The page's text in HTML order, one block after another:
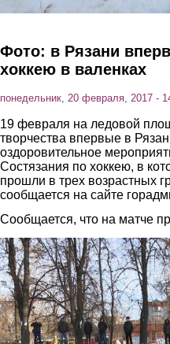
Фото: в Рязани
хоккею в валенках
понедельник, 20 февраля, 2017 -
19 февраля на ледовой
творчества впервые в
оздоровительное
Состязания по хоккею, в
прошли в трех возрастных
сообщается на сайте
Сообщается, что на матче
2.jpg